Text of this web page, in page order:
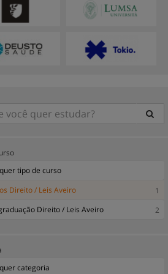
tipo de curso
Direito / Leis Aveiro
1
Direito / Leis Aveiro
2
categoria